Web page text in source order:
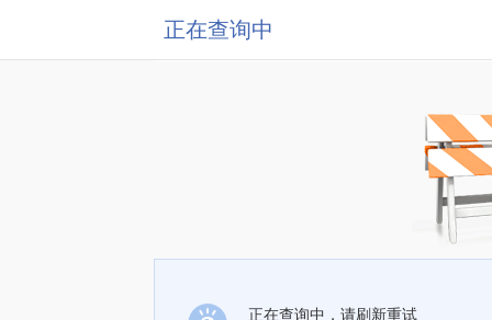
正在查询中
正在查询中，请刷新重试